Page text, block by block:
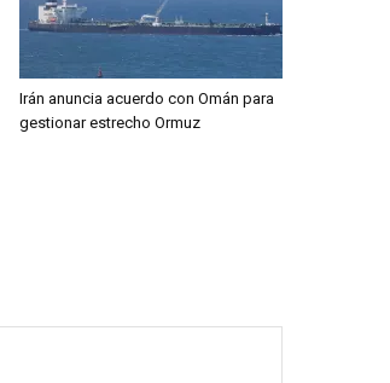
Irán anuncia acuerdo con Omán para
gestionar estrecho Ormuz